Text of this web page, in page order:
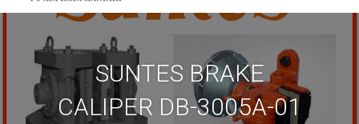
SUNTES BRAKE
CALIPER DB-3005A-01